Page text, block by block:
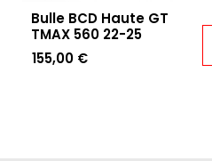
Bulle BCD Haute GT
TMAX 560 22-25
155,00 €